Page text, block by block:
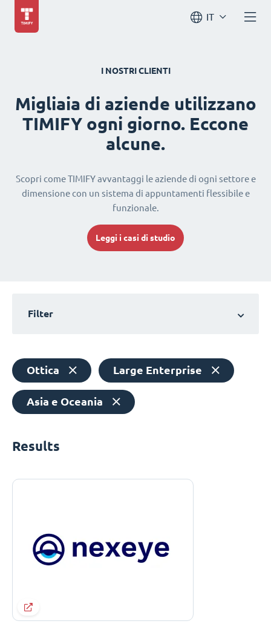
IT
I NOSTRI CLIENTI
Migliaia di aziende utilizzano
TIMIFY ogni giorno. Eccone
alcune.
Scopri come TIMIFY avvantaggi le aziende di ogni settore e
dimensione con un sistema di appuntamenti flessibile e
funzionale.
Leggi i casi di studio
Filter
Ottica Large Enterprise
Asia e Oceania
Results